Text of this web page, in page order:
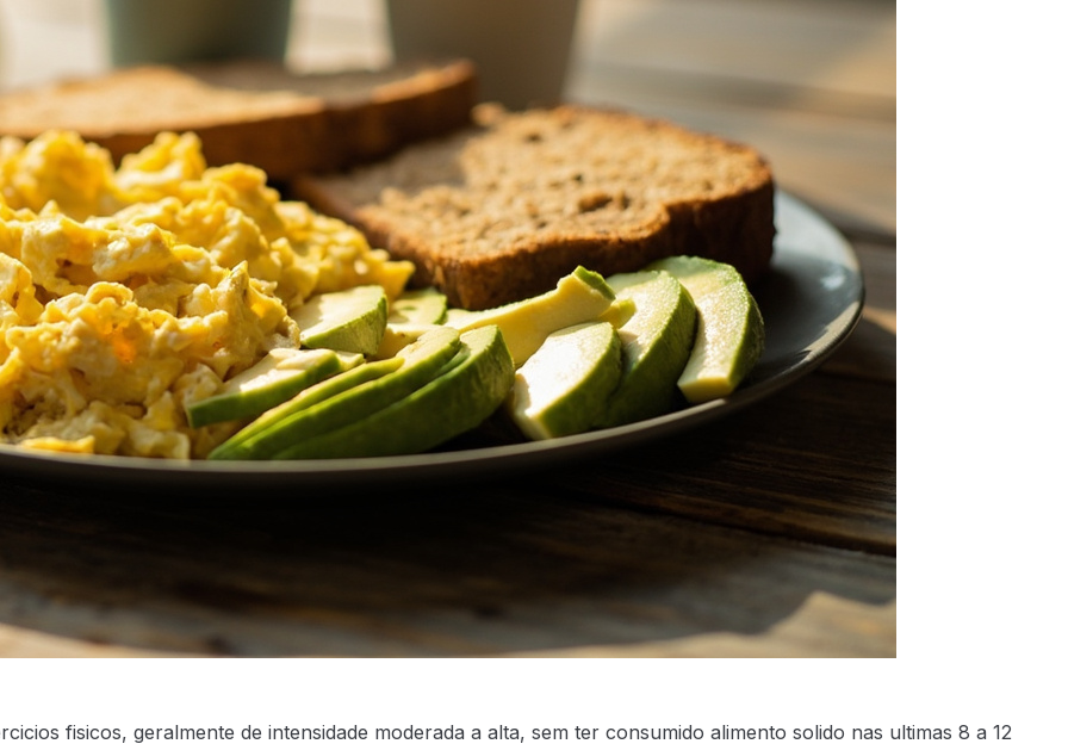
fisicos, geralmente de intensidade moderada a alta, sem ter consumido alimento solido nas ultimas 8 a 12